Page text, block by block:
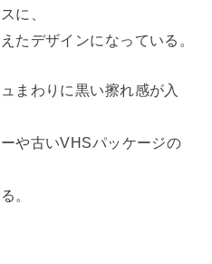
に、
たデザインになっている。
まわりに黒い擦れ感が入
や古いVHSパッケージの
。